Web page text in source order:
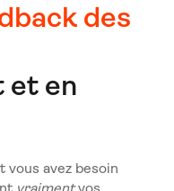
des
et en
vous avez besoin